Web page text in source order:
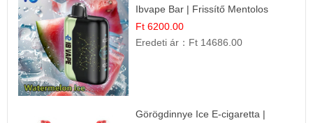
Ibvape Bar | Frissítő Mentolos
Élmény!
Ft 6200.00
Eredeti ár： Ft 14686.00
Görögdinnye Ice E-cigaretta |